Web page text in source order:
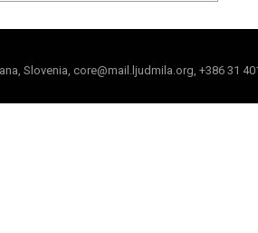
Slovenia, core@mail.ljudmila.org, +386 31